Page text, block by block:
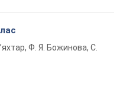
Ф. Я. Божинова, С.